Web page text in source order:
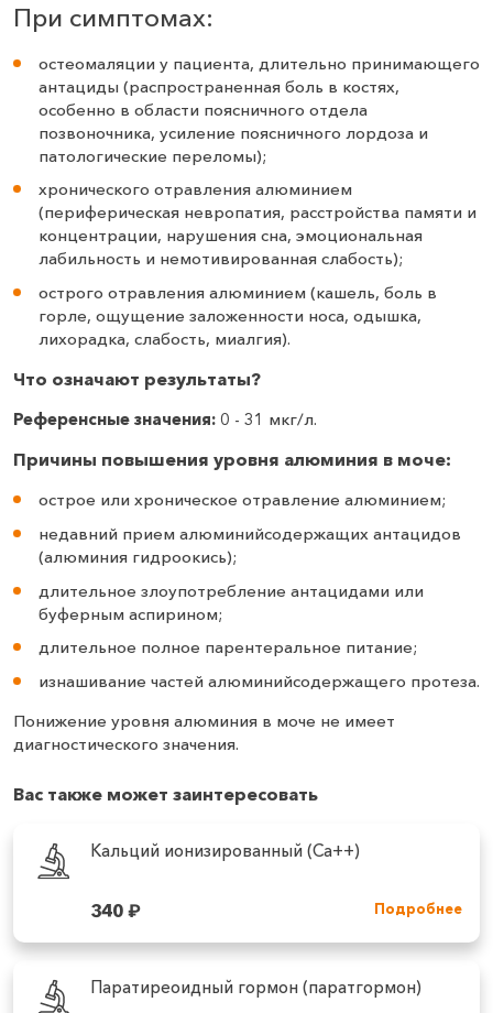
При симптомах:
остеомаляции у пациента, длительно принимающего
антациды (распространенная боль в костях,
особенно в области поясничного отдела
позвоночника, усиление поясничного лордоза и
патологические переломы);
хронического отравления алюминием
(периферическая невропатия, расстройства памяти и
концентрации, нарушения сна, эмоциональная
лабильность и немотивированная слабость);
острого отравления алюминием (кашель, боль в
горле, ощущение заложенности носа, одышка,
лихорадка, слабость, миалгия).
Что означают результаты?
Референсные значения: 0 - 31 мкг/л.
Причины повышения уровня алюминия в моче:
острое или хроническое отравление алюминием;
недавний прием алюминийсодержащих антацидов
(алюминия гидроокись);
длительное злоупотребление антацидами или
буферным аспирином;
длительное полное парентеральное питание;
изнашивание частей алюминийсодержащего протеза.
Понижение уровня алюминия в моче не имеет
диагностического значения.
Вас также может заинтересовать
Кальций ионизированный (Ca++)
340₽ Подробнее
Паратиреоидный гормон (паратгормон)